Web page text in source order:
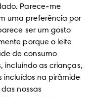
Parece-me
uma preferência por
ser um gosto
porque o leite
de consumo
incluindo as crianças,
incluídos na pirâmide
nossas